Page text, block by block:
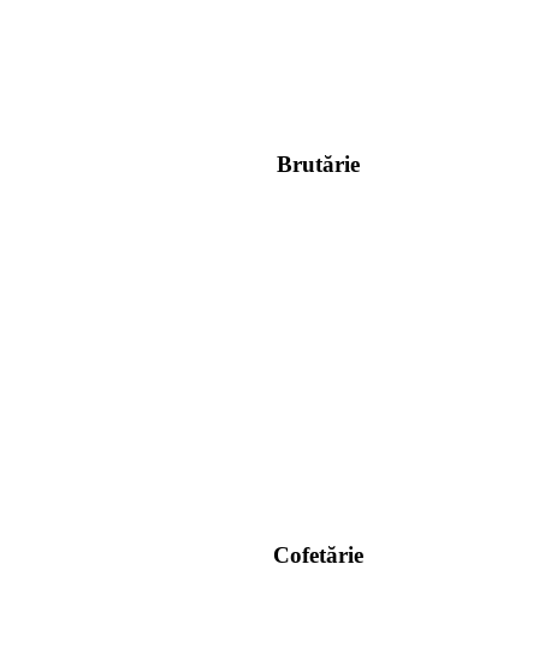
Brutărie
Cofetărie